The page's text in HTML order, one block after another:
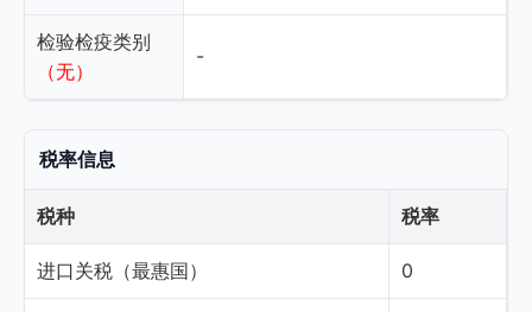
检验检疫类别
（无）
-
税率信息
税种 税率
进口关税（最惠国） 0